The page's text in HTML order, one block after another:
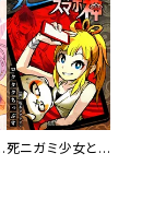
連載版】 死ニガミ少女とスマホ神